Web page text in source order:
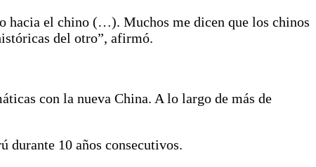
hacia el chino (…). Muchos me dicen que los chinos
del otro”, afirmó.
con la nueva China. A lo largo de más de
durante 10 años consecutivos.